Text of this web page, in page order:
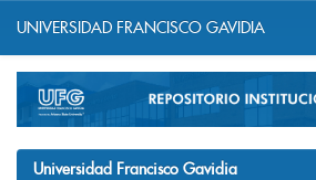
navigation
UNIVERSIDAD FRANCISCO GAVIDIA
Universidad Francisco Gavidia